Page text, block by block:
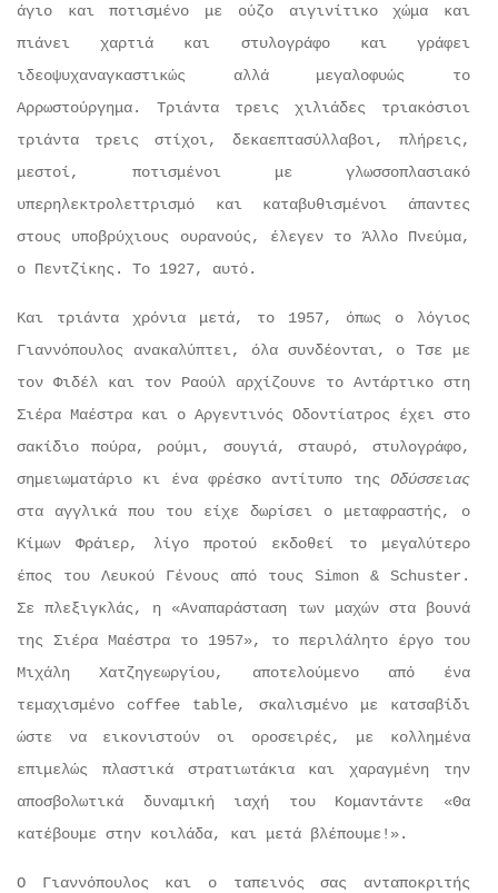
άγιο και ποτισμένο με ούζο αιγινίτικο χώμα και
πιάνει χαρτιά και στυλογράφο και γράφει
ιδεοψυχαναγκαστικώς αλλά μεγαλοφυώς το
Αρρωστούργημα. Τριάντα τρεις χιλιάδες τριακόσιοι
τριάντα τρεις στίχοι, δεκαεπτασύλλαβοι, πλήρεις,
μεστοί, ποτισμένοι με γλωσσοπλασιακό
υπερηλεκτρολεττρισμό και καταβυθισμένοι άπαντες
στους υποβρύχιους ουρανούς, έλεγεν το Άλλο Πνεύμα,
ο Πεντζίκης. Το 1927, αυτό.
Και τριάντα χρόνια μετά, το 1957, όπως ο λόγιος
Γιαννόπουλος ανακαλύπτει, όλα συνδέονται, ο Τσε με
τον Φιδέλ και τον Ραούλ αρχίζουνε το Αντάρτικο στη
Σιέρα Μαέστρα και ο Αργεντινός Οδοντίατρος έχει στο
σακίδιο πούρα, ρούμι, σουγιά, σταυρό, στυλογράφο,
σημειωματάριο κι ένα φρέσκο αντίτυπο της Οδύσσειας
στα αγγλικά που του είχε δωρίσει ο μεταφραστής, ο
Κίμων Φράιερ, λίγο προτού εκδοθεί το μεγαλύτερο
έπος του Λευκού Γένους από τους Simon & Schuster.
Σε πλεξιγκλάς, η «Αναπαράσταση των μαχών στα βουνά
της Σιέρα Μαέστρα το 1957», το περιλάλητο έργο του
Μιχάλη Χατζηγεωργίου, αποτελούμενο από ένα
τεμαχισμένο coffee table, σκαλισμένο με κατσαβίδι
ώστε να εικονιστούν οι οροσειρές, με κολλημένα
επιμελώς πλαστικά στρατιωτάκια και χαραγμένη την
αποσβολωτικά δυναμική ιαχή του Κομαντάντε «Θα
κατέβουμε στην κοιλάδα, και μετά βλέπουμε!».
Ο Γιαννόπουλος και ο ταπεινός σας ανταποκριτής